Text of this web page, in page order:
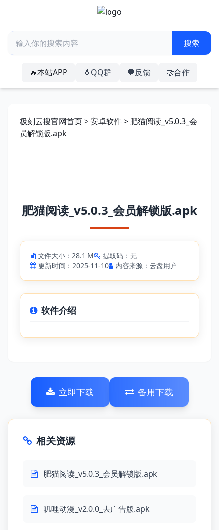
🔥本站APP 🐧QQ群 💬反馈 🤝合作
极刻云搜官网首页>安卓软件> 肥猫阅读_v5.0.3_会
员解锁版.apk
肥猫阅读_v5.0.3_会员解锁版.apk
文件大小：28.1 M
提取码：无
更新时间：2025-11-10
内容来源：云盘用户
软件介绍
立即下载 备用下载
相关资源
肥猫阅读_v5.0.3_会员解锁版.apk
叽哩动漫_v2.0.0_去广告版.apk